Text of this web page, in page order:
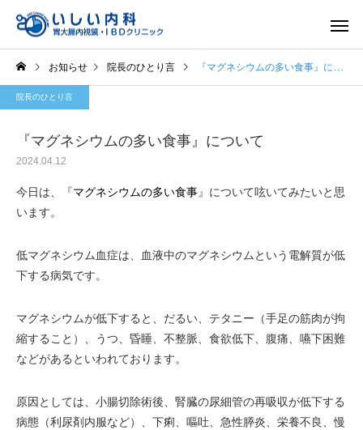
一般内科 胃内視
お知らせ 院長のひとり言 『マグネシウムの多い食事』について
院長のひとり言
『マグネシウムの多い食事』について
2024.04.12
今日は、『マグネシウムの多い食事』について呟いてみたいと思
います。
低マグネシウム血症は、血液中のマグネシウムという電解質が低
下する病気です。
マグネシウムが低下すると、だるい、テタニー（手足の筋肉が拘
縮すること）、うつ、昏睡、不整脈、食欲低下、腹痛、嚥下困難
などがあるといわれております。
原因としては、小腸切除術後、腎臓の尿細管の再吸収が低下する
病態（利尿剤内服など）、下痢、嘔吐、急性膵炎、栄養不良、慢